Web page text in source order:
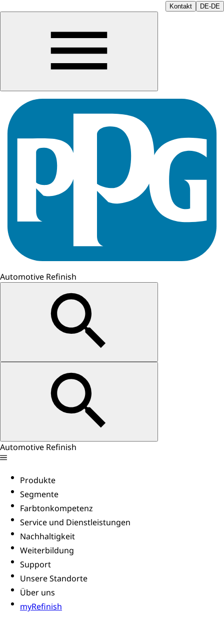
Kontakt DE-DE
Automotive Refinish
Automotive Refinish
Produkte
Segmente
Farbtonkompetenz
Service und Dienstleistungen
Nachhaltigkeit
Weiterbildung
Support
Unsere Standorte
Über uns
myRefinish